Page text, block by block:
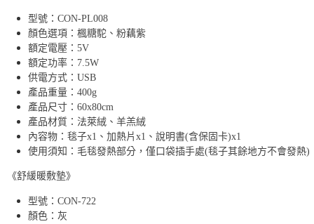
型號：CON-PL008
顏色選項：楓糖駝、粉藕紫
額定電壓：5V
額定功率：7.5W
供電方式：USB
產品重量：400g
產品尺寸：60x80cm
產品材質：法萊絨、羊羔絨
內容物：毯子x1、加熱片x1、說明書(含保固卡)x1
使用須知：毛毯發熱部分，僅口袋插手處(毯子其餘地方不會發熱)
《舒緩暖敷墊》
型號：CON-722
顏色：灰